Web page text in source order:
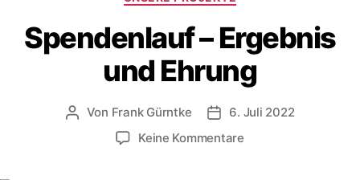
Spendenlauf – Ergebnis
und Ehrung
Beitragsautor
Von Frank Gürntke Veröffentlichungsdatum
6. Juli 2022
Keine Kommentarezu